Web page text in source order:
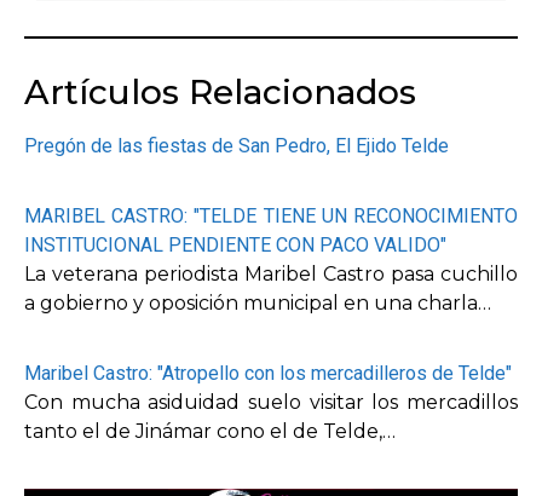
Artículos Relacionados
Pregón de las fiestas de San Pedro, El Ejido Telde
MARIBEL CASTRO: "TELDE TIENE UN RECONOCIMIENTO
INSTITUCIONAL PENDIENTE CON PACO VALIDO"
La veterana periodista Maribel Castro pasa cuchillo
a gobierno y oposición municipal en una charla…
Maribel Castro: "Atropello con los mercadilleros de Telde"
Con mucha asiduidad suelo visitar los mercadillos
tanto el de Jinámar cono el de Telde,…